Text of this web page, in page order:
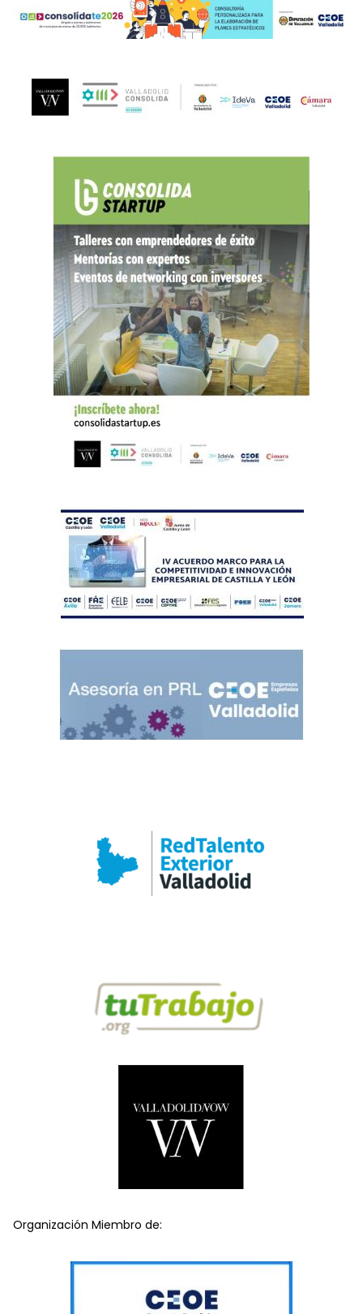
Organización Miembro de: